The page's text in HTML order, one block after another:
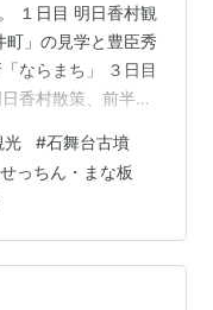
１日目 明日香村観
」の見学と豊臣秀
ならまち」 ３日目
香村散策、前半が
》 約1400年前の
に指定していま
な横穴式石室が露
上が積まれ、総重
トンにも及び、当時
光 #石舞台古墳
っちん・まな板